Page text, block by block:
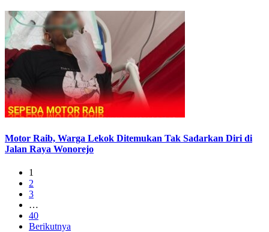
Motor Raib, Warga Lekok Ditemukan Tak Sadarkan Diri di
Jalan Raya Wonorejo
1
2
3
…
40
Berikutnya